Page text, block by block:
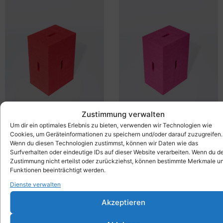
Zustimmung verwalten
Um dir ein optimales Erlebnis zu bieten, verwenden wir Technologien wie
Cookies, um Geräteinformationen zu speichern und/oder darauf zuzugreifen.
Wenn du diesen Technologien zustimmst, können wir Daten wie das
Surfverhalten oder eindeutige IDs auf dieser Website verarbeiten. Wenn du
Zustimmung nicht erteilst oder zurückziehst, können bestimmte Merkmale
Funktionen beeinträchtigt werden.
Dienste verwalten
Akzeptieren
Xbrick® magenta
199,00€ inkl. MwSt.